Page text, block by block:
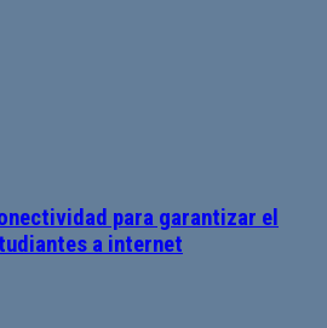
para garantizar el
a internet